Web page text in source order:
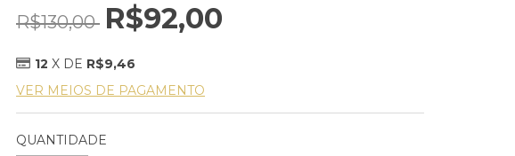
R$130,00 R$92,00
12 X DE R$9,46
VER MEIOS DE PAGAMENTO
QUANTIDADE